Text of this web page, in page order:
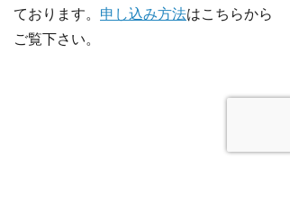
ております。 申し込み方法はこちらから
ご覧下さい。